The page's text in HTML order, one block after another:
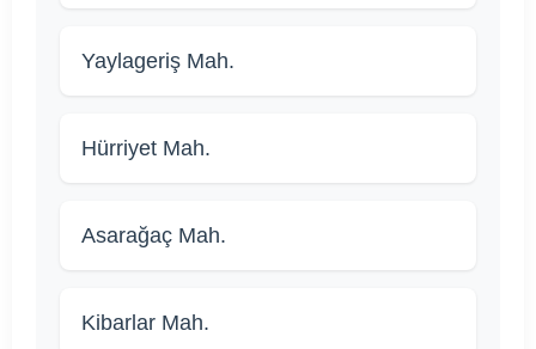
Yaylageriş Mah.
Hürriyet Mah.
Asarağaç Mah.
Kibarlar Mah.